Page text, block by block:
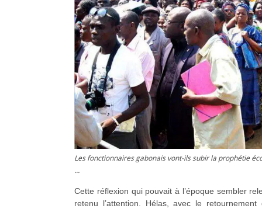
Les fonctionnaires gabonais vont-ils subir la prophétie
…
Cette réflexion qui pouvait à l’époque sembler
retenu l’attention. Hélas, avec le